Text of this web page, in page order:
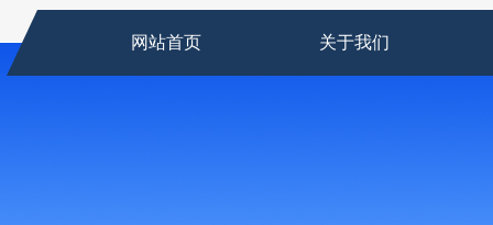
网站首页 关于我们